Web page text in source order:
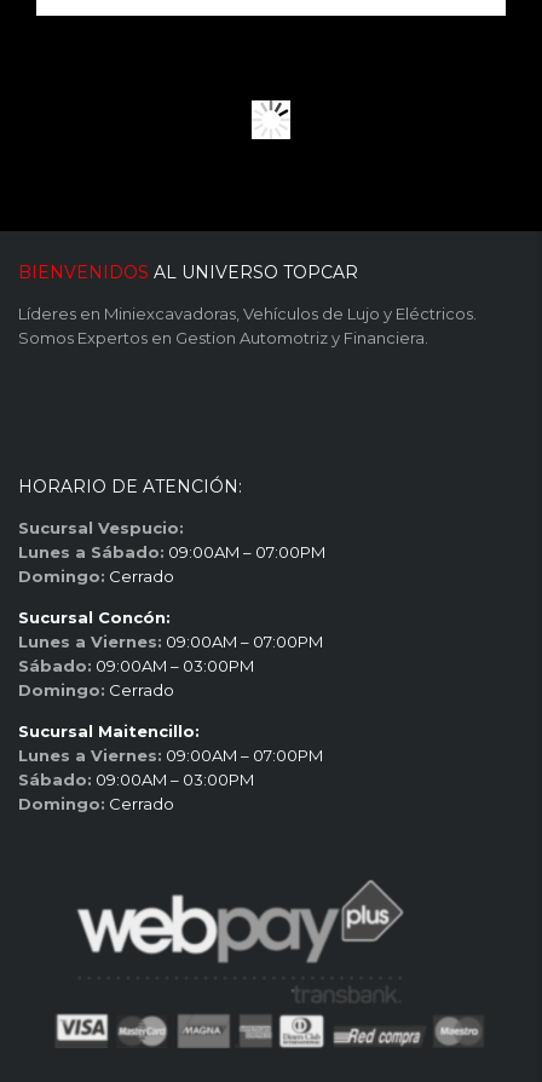
BIENVENIDOS AL UNIVERSO TOPCAR
Líderes en Miniexcavadoras, Vehículos de Lujo y Eléctricos.
Somos Expertos en Gestion Automotriz y Financiera.
HORARIO DE ATENCIÓN:
Sucursal Vespucio:
Lunes a Sábado: 09:00AM – 07:00PM
Domingo: Cerrado
Sucursal Concón:
Lunes a Viernes: 09:00AM – 07:00PM
Sábado: 09:00AM – 03:00PM
Domingo: Cerrado
Sucursal Maitencillo:
Lunes a Viernes: 09:00AM – 07:00PM
Sábado: 09:00AM – 03:00PM
Domingo: Cerrado